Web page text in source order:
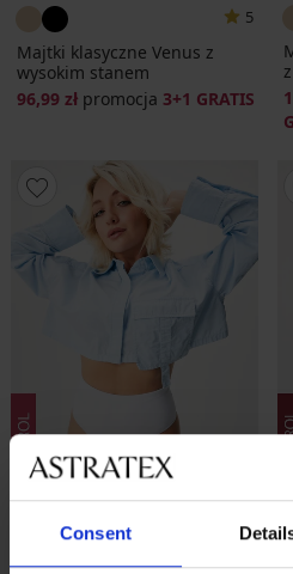
Consent
5
Majtki klasyczne Venus z
wysokim stanem
96,99 zł promocja 3+1 GRATIS